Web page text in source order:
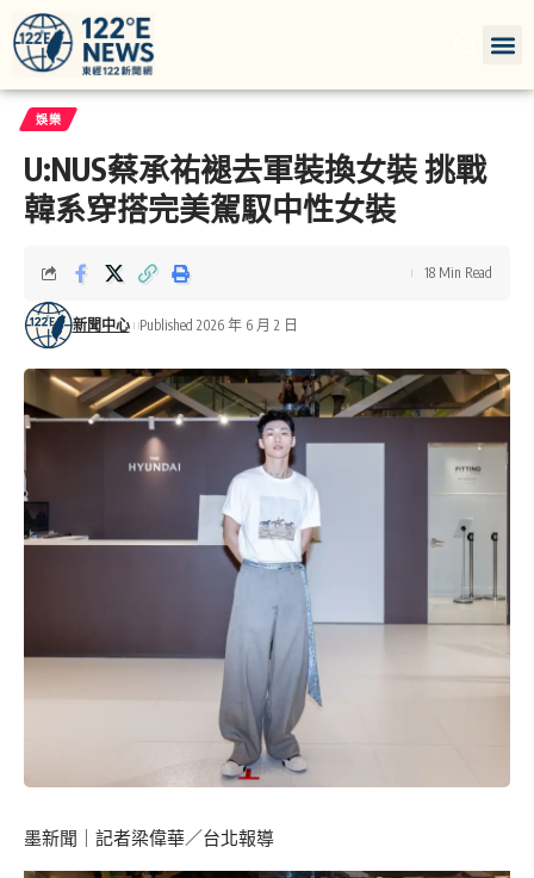
娛樂
U:NUS蔡承祐褪去軍裝換女裝 挑戰
韓系穿搭完美駕馭中性女裝
新聞中心 Published 2026 年 6 月 2 日
18 Min Read
墨新聞 ｜記者梁偉華／台北報導